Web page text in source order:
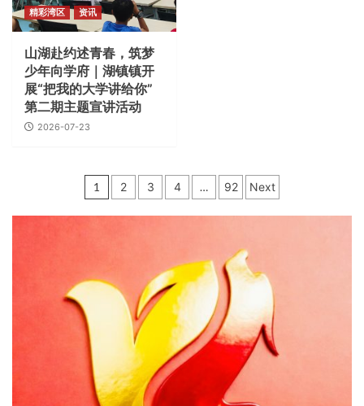
精彩湾区 资讯
山湖赴约述青春，筑梦
少年向学府｜湖镇镇开
展“把我的大学讲给你”
第二期主题宣讲活动
2026-07-23
文
章
页
1 2 3 4 … 92 Next